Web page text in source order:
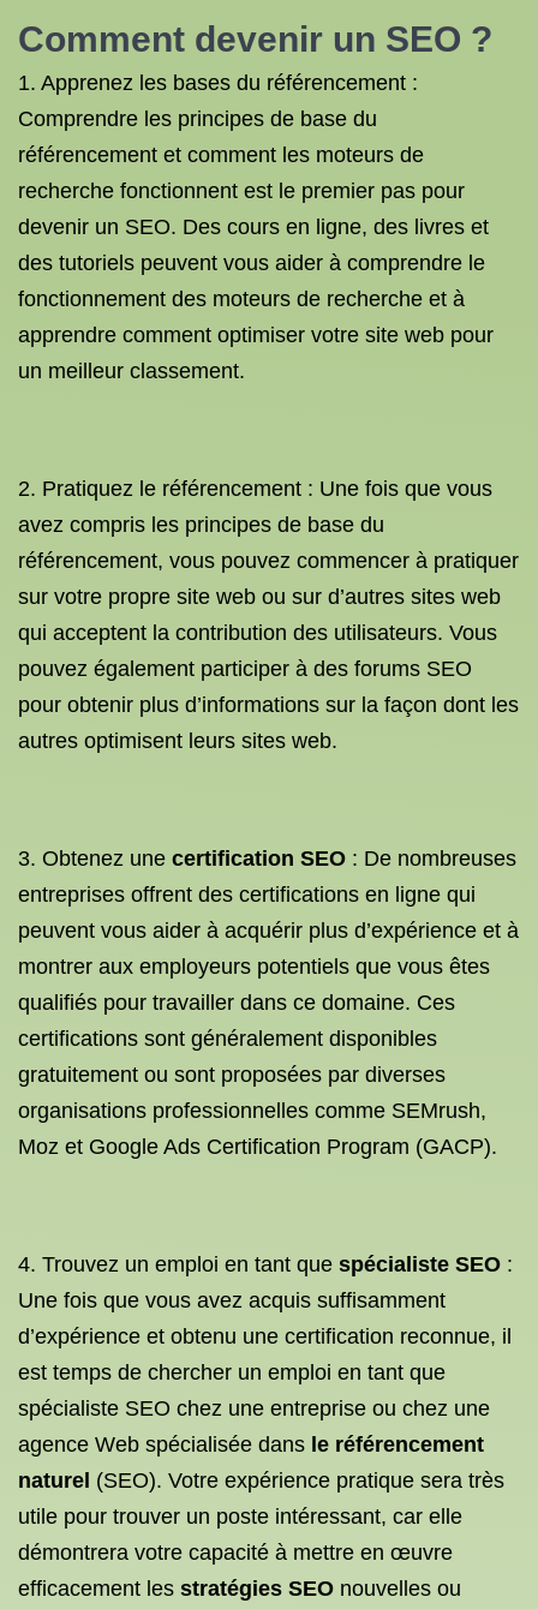
Comment devenir un SEO ?
1. Apprenez les bases du référencement :
Comprendre les principes de base du
référencement et comment les moteurs de
recherche fonctionnent est le premier pas pour
devenir un SEO. Des cours en ligne, des livres et
des tutoriels peuvent vous aider à comprendre le
fonctionnement des moteurs de recherche et à
apprendre comment optimiser votre site web pour
un meilleur classement.
2. Pratiquez le référencement : Une fois que vous
avez compris les principes de base du
référencement, vous pouvez commencer à pratiquer
sur votre propre site web ou sur d’autres sites web
qui acceptent la contribution des utilisateurs. Vous
pouvez également participer à des forums SEO
pour obtenir plus d’informations sur la façon dont les
autres optimisent leurs sites web.
3. Obtenez une certification SEO : De nombreuses
entreprises offrent des certifications en ligne qui
peuvent vous aider à acquérir plus d’expérience et à
montrer aux employeurs potentiels que vous êtes
qualifiés pour travailler dans ce domaine. Ces
certifications sont généralement disponibles
gratuitement ou sont proposées par diverses
organisations professionnelles comme SEMrush,
Moz et Google Ads Certification Program (GACP).
4. Trouvez un emploi en tant que spécialiste SEO :
Une fois que vous avez acquis suffisamment
d’expérience et obtenu une certification reconnue, il
est temps de chercher un emploi en tant que
spécialiste SEO chez une entreprise ou chez une
agence Web spécialisée dans le référencement
naturel (SEO). Votre expérience pratique sera très
utile pour trouver un poste intéressant, car elle
démontrera votre capacité à mettre en œuvre
efficacement les stratégies SEO nouvelles ou